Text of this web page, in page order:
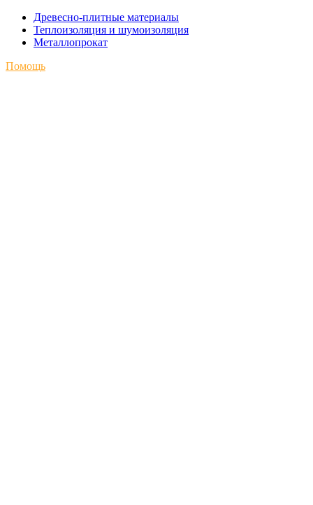
Древесно-плитные материалы
Теплоизоляция и шумоизоляция
Металлопрокат
Помощь